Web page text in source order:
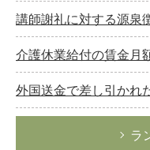
講師謝礼に対する源泉
介護休業給付の賃金月
外国送金で差し引かれ
ラ